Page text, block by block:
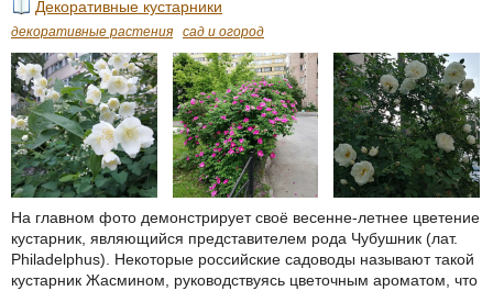
Декоративные кустарники
декоративные растения сад и огород
На главном фото демонстрирует своё весенне-летнее цветение
кустарник, являющийся представителем рода Чубушник (лат.
Philadelphus). Некоторые российские садоводы называют такой
кустарник Жасмином, руководствуясь цветочным ароматом, что